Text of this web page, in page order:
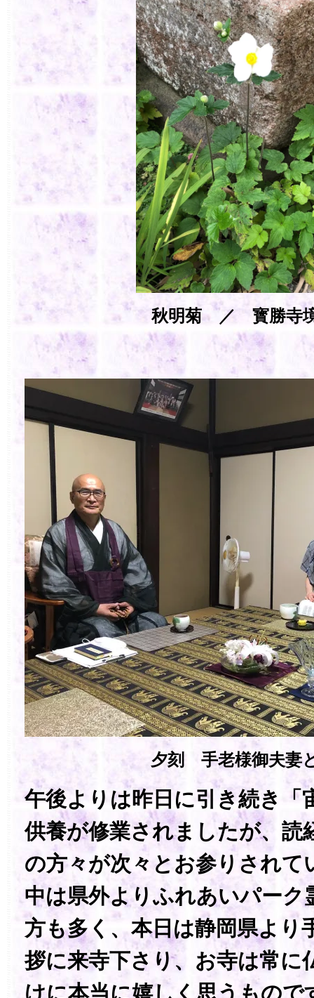
秋明菊 ／ 寳勝寺
夕刻 手老様御夫妻
午後よりは昨日に引き続き「
供養が修業されましたが、読
の方々が次々とお参りされて
中は県外よりふれあいパーク
方も多く、本日は静岡県より
拶に来寺下さり、お寺は常に
けに本当に嬉しく思うもので